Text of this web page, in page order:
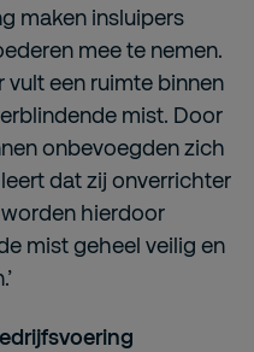
maken insluipers
mee te nemen.
vult een ruimte binnen
mist. Door
onbevoegden zich
dat zij onverrichter
hierdoor
mist geheel veilig en